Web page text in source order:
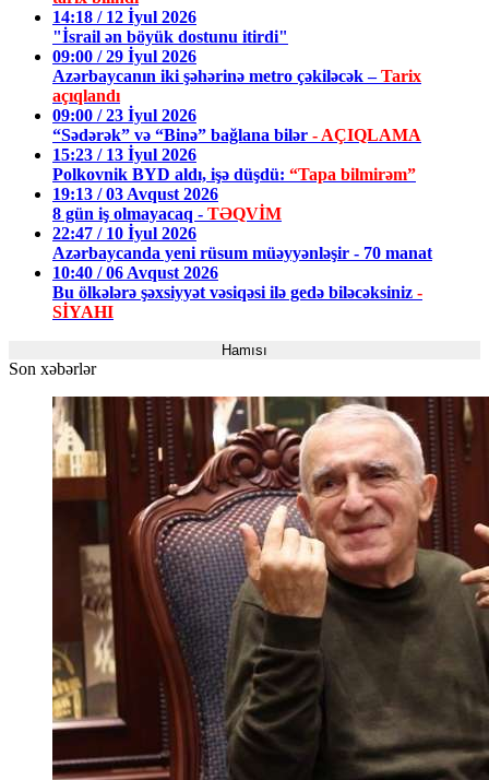
14:18 / 12 İyul 2026
"İsrail ən böyük dostunu itirdi"
09:00 / 29 İyul 2026
Azərbaycanın iki şəhərinə metro çəkiləcək –Tarix
açıqlandı
09:00 / 23 İyul 2026
“Sədərək” və “Binə” bağlana bilər - AÇIQLAMA
15:23 / 13 İyul 2026
Polkovnik BYD aldı, işə düşdü: “Tapa bilmirəm”
19:13 / 03 Avqust 2026
8 gün iş olmayacaq - TƏQVİM
22:47 / 10 İyul 2026
Azərbaycanda yeni rüsum müəyyənləşir - 70 manat
10:40 / 06 Avqust 2026
Bu ölkələrə şəxsiyyət vəsiqəsi ilə gedə biləcəksiniz -
SİYAHI
Hamısı
Son xəbərlər